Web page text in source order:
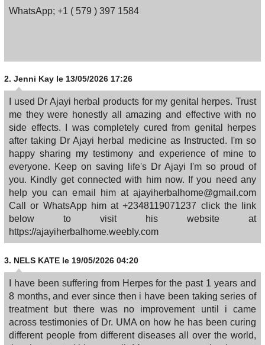
WhatsApp; +1 ( 579 ) 397 1584
2. Jenni Kay le 13/05/2026 17:26
I used Dr Ajayi herbal products for my genital herpes. Trust
me they were honestly all amazing and effective with no
side effects. I was completely cured from genital herpes
after taking Dr Ajayi herbal medicine as Instructed. I'm so
happy sharing my testimony and experience of mine to
everyone. Keep on saving life's Dr Ajayi I'm so proud of
you. Kindly get connected with him now. If you need any
help you can email him at ajayiherbalhome@gmail.com
Call or WhatsApp him at +2348119071237 click the link
below to visit his website at
https://ajayiherbalhome.weebly.com
3. NELS KATE le 19/05/2026 04:20
I have been suffering from Herpes for the past 1 years and
8 months, and ever since then i have been taking series of
treatment but there was no improvement until i came
across testimonies of Dr. UMA on how he has been curing
different people from different diseases all over the world,